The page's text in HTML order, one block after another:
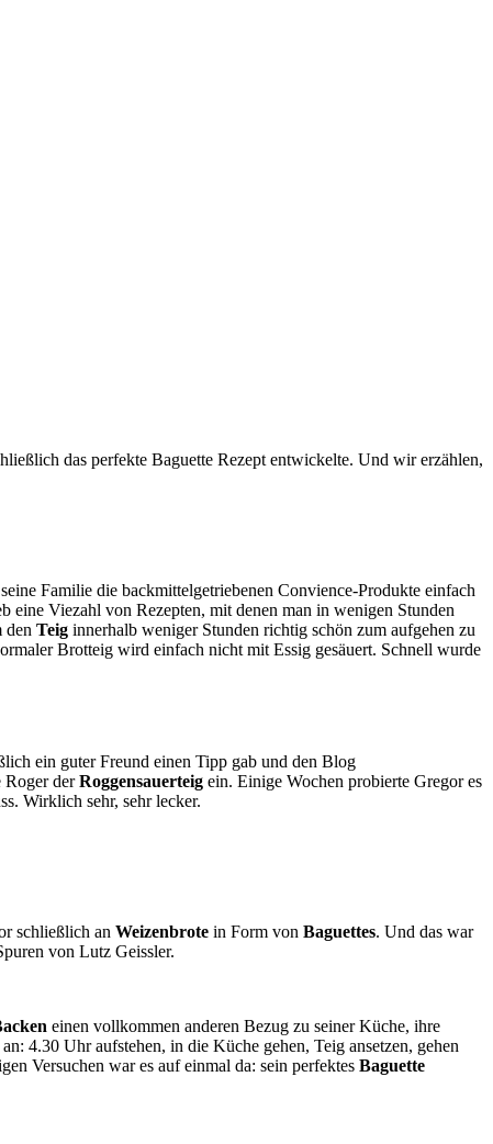
das perfekte Baguette Rezept entwickelte. Und wir erzählen,
Familie die backmittelgetriebenen Convience-Produkte einfach
eine Viezahl von Rezepten, mit denen man in wenigen Stunden
den Teig innerhalb weniger Stunden richtig schön zum aufgehen zu
Brotteig wird einfach nicht mit Essig gesäuert. Schnell wurde
ein guter Freund einen Tipp gab und den Blog
Roger derRoggensauerteig ein. Einige Wochen probierte Gregor es
Wirklich sehr, sehr lecker.
schließlich an Weizenbrote in Form von Baguettes. Und das war
von Lutz Geissler.
einen vollkommen anderen Bezug zu seiner Küche, ihre
4.30 Uhr aufstehen, in die Küche gehen, Teig ansetzen, gehen
Versuchen war es auf einmal da: sein perfektes Baguette